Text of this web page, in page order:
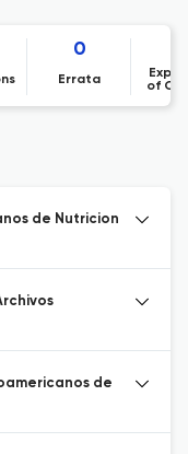
0
Errata
of
de Nutricion
de